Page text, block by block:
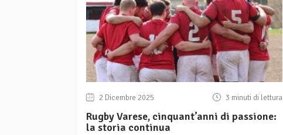
2 Dicembre 2025 3 minuti di lettura
Rugby Varese, cinquant’anni di passione:
la storia continua